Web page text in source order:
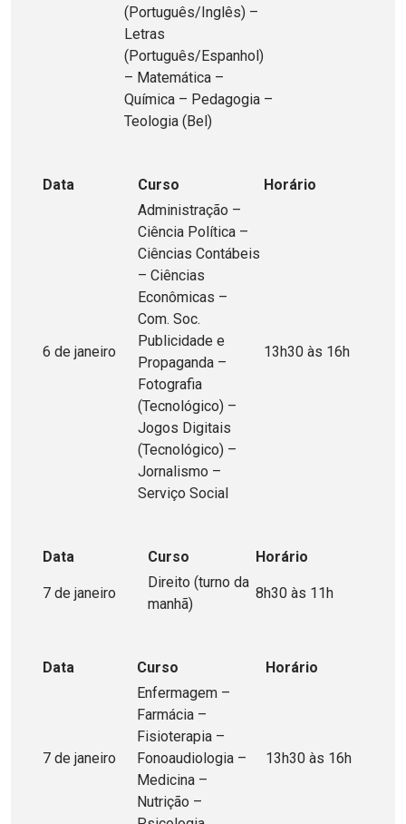
(Português/Inglês) –
Letras
(Português/Espanhol)
– Matemática –
Química – Pedagogia –
Teologia (Bel)
Data Curso Horário
6 de janeiro
Administração –
Ciência Política –
Ciências Contábeis
– Ciências
Econômicas –
Com. Soc.
Publicidade e
Propaganda –
Fotografia
(Tecnológico) –
Jogos Digitais
(Tecnológico) –
Jornalismo –
Serviço Social
13h30 às 16h
Data Curso Horário
7 de janeiro
Direito (turno da
manhã)
8h30 às 11h
Data Curso Horário
7 de janeiro
Enfermagem –
Farmácia –
Fisioterapia –
Fonoaudiologia –
Medicina –
Nutrição –
13h30 às 16h